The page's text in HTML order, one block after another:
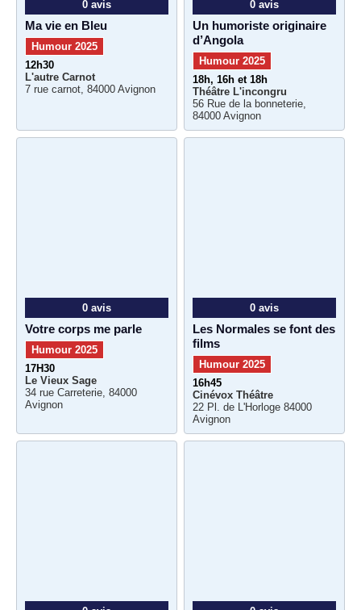
0 avis
Ma vie en Bleu
Humour 2025
12h30
L'autre Carnot
7 rue carnot, 84000 Avignon
0 avis
Un humoriste originaire
d’Angola
Humour 2025
18h, 16h et 18h
Théâtre L'incongru
56 Rue de la bonneterie,
84000 Avignon
0 avis
Votre corps me parle
Humour 2025
17H30
Le Vieux Sage
34 rue Carreterie, 84000
Avignon
0 avis
Les Normales se font des
films
Humour 2025
16h45
Cinévox Théâtre
22 Pl. de L'Horloge 84000
Avignon